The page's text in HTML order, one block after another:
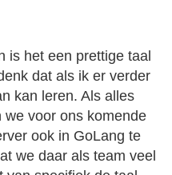
is het een prettige taal
dat als ik er verder
kan leren. Als alles
voor ons komende
ook in GoLang te
we daar als team veel